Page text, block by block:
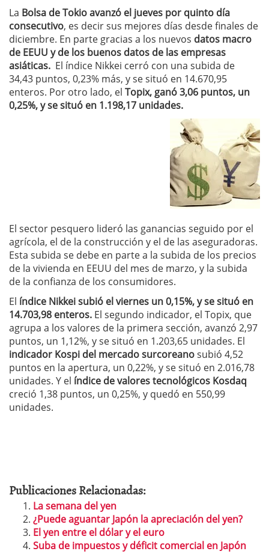
La Bolsa de Tokio avanzó el jueves por quinto día
consecutivo, es decir sus mejores días desde finales de
diciembre. En parte gracias a los nuevos datos macro
de EEUU y de los buenos datos de las empresas
asiáticas. El índice Nikkei cerró con una subida de
34,43 puntos, 0,23% más, y se situó en 14.670,95
enteros. Por otro lado, el Topix, ganó 3,06 puntos, un
0,25%, y se situó en 1.198,17 unidades.
El sector pesquero lideró las ganancias seguido por el
agrícola, el de la construcción y el de las aseguradoras.
Esta subida se debe en parte a la subida de los precios
de la vivienda en EEUU del mes de marzo, y la subida
de la confianza de los consumidores.
El índice Nikkei subió el viernes un 0,15%, y se situó en
14.703,98 enteros. El segundo indicador, el Topix, que
agrupa a los valores de la primera sección, avanzó 2,97
puntos, un 1,12%, y se situó en 1.203,65 unidades. El
indicador Kospi del mercado surcoreanosubió 4,52
puntos en la apertura, un 0,22%, y se situó en 2.016,78
unidades. Y el índice de valores tecnológicos Kosdaq
creció 1,38 puntos, un 0,25%, y quedó en 550,99
unidades.
Publicaciones Relacionadas:
La semana del yen
¿Puede aguantar Japón la apreciación del yen?
El yen entre el dólar y el euro
Suba de impuestos y déficit comercial en Japón